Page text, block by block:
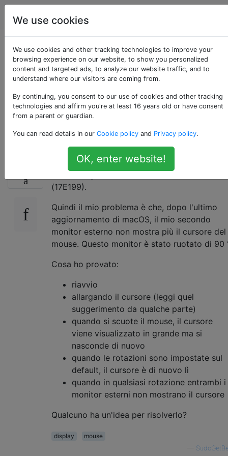
Apple
Il cursore del mouse
è scomparso sul
display esterno
quando ruotato
Ho un MacBook Pro da 13 pollici 2017. Il mio
macOS High Sierra ha la versione 10.13.4
(17E199).
Quindi il mio problema è che, dopo l'ultimo
aggiornamento di macOS, il mio secondo
monitor esterno non mostra più il cursore del
mouse. Questo monitor è stato ruotato di 90
Cosa ho provato:
riavvio
allargando il cursore (leggi quel
suggerimento da qualche parte)
quando si scuote il mouse, il cursore
viene visualizzato in grande ma si
nasconde di nuovo
quando le rotazioni sono impostate sul
default, il cursore è di nuovo lì
quando in qualsiasi rotazione entrambi i
monitor esterni non mostrano il cursore
Qualcuno ha un'idea per risolverlo?
display
mouse
We use cookies
We use cookies and other tracking technologies to improve your
browsing experience on our website, to show you personalized
content and targeted ads, to analyze our website traffic, and to
understand where our visitors are coming from.
By continuing, you consent to our use of cookies and other tracking
technologies and affirm you're at least 16 years old or have consent
from a parent or guardian.
You can read details in our Cookie policy and Privacy policy.
OK, enter website!